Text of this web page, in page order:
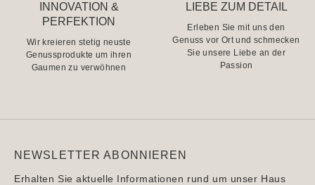
INNOVATION &
PERFEKTION
Wir kreieren stetig neuste
Genussprodukte um ihren
Gaumen zu verwöhnen
LIEBE ZUM DETAIL
Erleben Sie mit uns den
Genuss vor Ort und schmecken
Sie unsere Liebe an der
Passion
NEWSLETTER ABONNIEREN
Erhalten Sie aktuelle Informationen rund um unser Haus